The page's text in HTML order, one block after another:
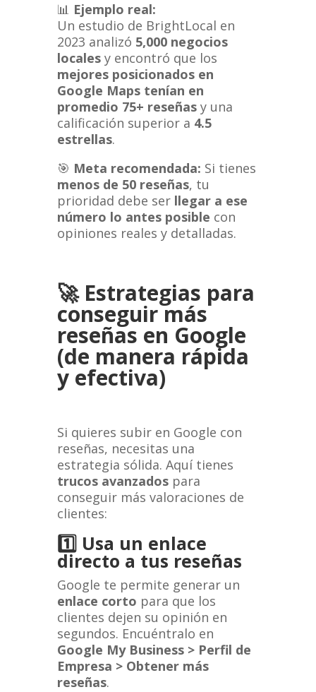
📊 Ejemplo real:
Un estudio de BrightLocal en
2023 analizó 5,000 negocios
localesy encontró que los
mejores posicionados en
Google Maps tenían en
promedio 75+ reseñasy una
calificación superior a 4.5
estrellas.
🎯 Meta recomendada: Si tienes
menos de 50 reseñas, tu
prioridad debe ser llegar a ese
número lo antes posible con
opiniones reales y detalladas.
🚀 Estrategias para
conseguir más
reseñas en Google
(de manera rápida
y efectiva)
Si quieres subir en Google con
reseñas, necesitas una
estrategia sólida. Aquí tienes
trucos avanzadospara
conseguir más valoraciones de
clientes:
1️⃣ Usa un enlace
directo a tus reseñas
Google te permite generar un
enlace corto para que los
clientes dejen su opinión en
segundos. Encuéntralo en
Google My Business > Perfil de
Empresa > Obtener más
reseñas.